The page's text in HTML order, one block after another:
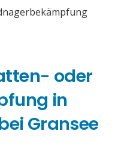
oder
in
Gransee